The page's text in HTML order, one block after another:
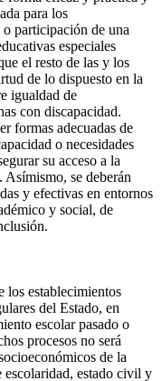
para los
participación de una
especiales
el resto de las y los
de lo dispuesto en la
igualdad de
con discapacidad.
formas adecuadas de
o necesidades
su acceso a la
se deberán
y efectivas en entornos
y social, de
establecimientos
del Estado, en
escolar pasado o
procesos no será
de la
estado civil y